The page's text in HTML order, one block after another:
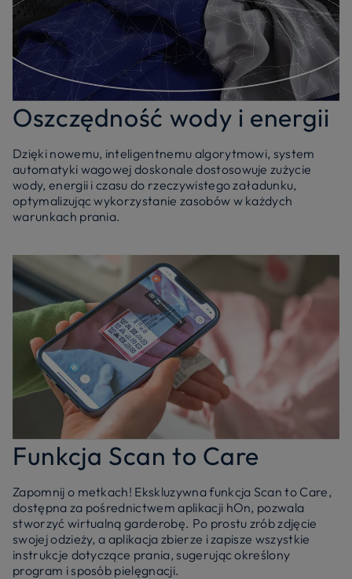
Oszczędność wody i energii
Dzięki nowemu, inteligentnemu algorytmowi, system
automatyki wagowej doskonale dostosowuje zużycie
wody, energii i czasu do rzeczywistego załadunku,
optymalizując wykorzystanie zasobów w każdych
warunkach prania.
Funkcja Scan to Care
Zapomnij o metkach! Ekskluzywna funkcja Scan to Care,
dostępna za pośrednictwem aplikacji hOn, pozwala
stworzyć wirtualną garderobę. Po prostu zrób zdjęcie
swojej odzieży, a aplikacja zbierze i zapisze wszystkie
instrukcje dotyczące prania, sugerując określony
program i sposób pielęgnacji.